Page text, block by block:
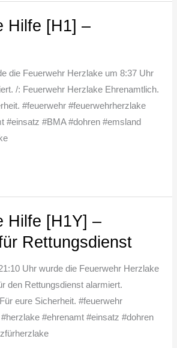
Hilfe [H1] –
die Feuerwehr Herzlake um 8:37 Uhr
/: Feuerwehr Herzlake Ehrenamtlich.
#feuerwehr #feuerwehrherzlake
#einsatz #BMA #dohren #emsland
Hilfe [H1Y] –
Rettungsdienst
Uhr wurde die Feuerwehr Herzlake
den Rettungsdienst alarmiert.
eure Sicherheit. #feuerwehr
#ehrenamt #einsatz #dohren